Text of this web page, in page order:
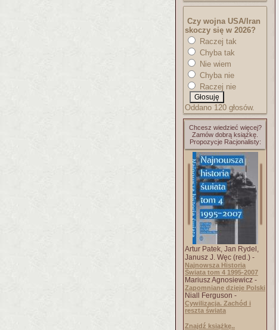
Czy wojna USA/Iran
skoczy się w 2026?
Raczej tak
Chyba tak
Nie wiem
Chyba nie
Raczej nie
Oddano 120 głosów.
Chcesz wiedzieć więcej?
Zamów dobrą książkę.
Propozycje Racjonalisty:
Artur Patek, Jan Rydel,
Janusz J. Węc (red.) -
Najnowsza Historia
Świata tom 4 1995-2007
Mariusz Agnosiewicz -
Zapomniane dzieje Polski
Niall Ferguson -
Cywilizacja. Zachód i
reszta świata
Znajdź książkę..